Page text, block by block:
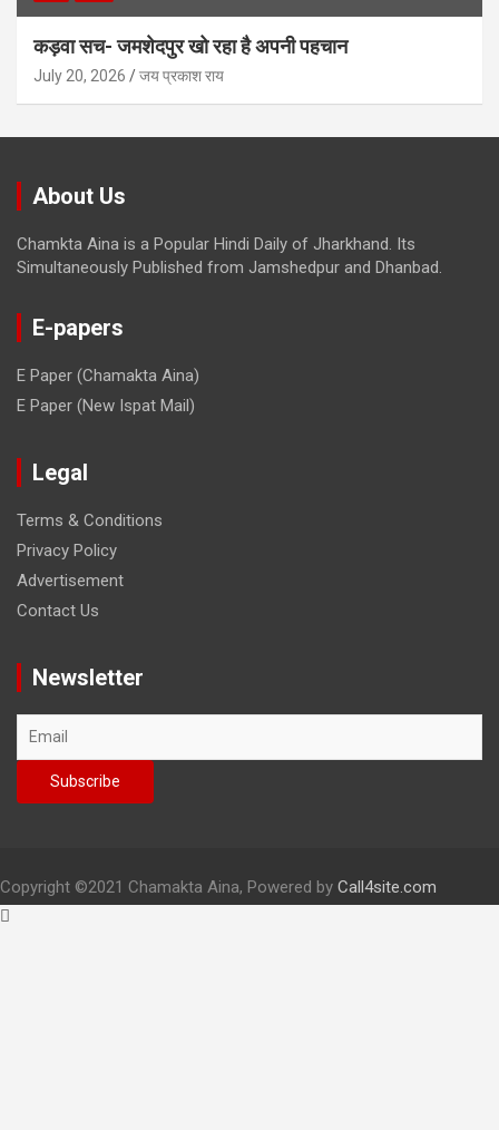
कड़वा सच- जमशेदपुर खो रहा है अपनी पहचान
July 20, 2026 जय प्रकाश राय
About Us
Chamkta Aina is a Popular Hindi Daily of Jharkhand. Its
Simultaneously Published from Jamshedpur and Dhanbad.
E-papers
E Paper (Chamakta Aina)
E Paper (New Ispat Mail)
Legal
Terms & Conditions
Privacy Policy
Advertisement
Contact Us
Newsletter
Copyright ©2021 Chamakta Aina, Powered by Call4site.com